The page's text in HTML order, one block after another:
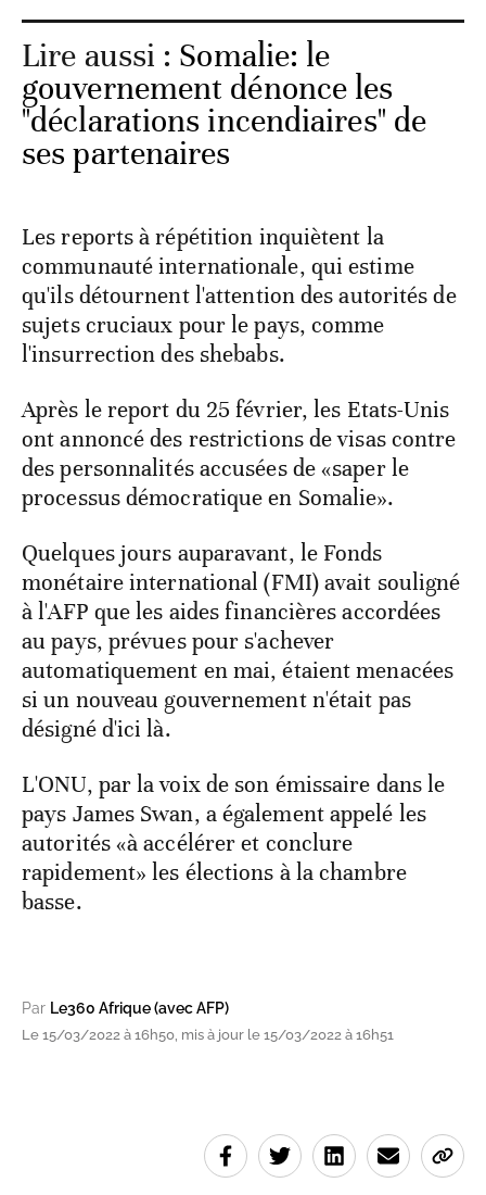
Lire aussi : Somalie: le
gouvernement dénonce les
"déclarations incendiaires" de
ses partenaires
Les reports à répétition inquiètent la
communauté internationale, qui estime
qu'ils détournent l'attention des autorités de
sujets cruciaux pour le pays, comme
l'insurrection des shebabs.
Après le report du 25 février, les Etats-Unis
ont annoncé des restrictions de visas contre
des personnalités accusées de «saper le
processus démocratique en Somalie».
Quelques jours auparavant, le Fonds
monétaire international (FMI) avait souligné
à l'AFP que les aides financières accordées
au pays, prévues pour s'achever
automatiquement en mai, étaient menacées
si un nouveau gouvernement n'était pas
désigné d'ici là.
L'ONU, par la voix de son émissaire dans le
pays James Swan, a également appelé les
autorités «à accélérer et conclure
rapidement» les élections à la chambre
basse.
Par Le360 Afrique (avec AFP)
Le 15/03/2022 à 16h50, mis à jour le 15/03/2022 à 16h51